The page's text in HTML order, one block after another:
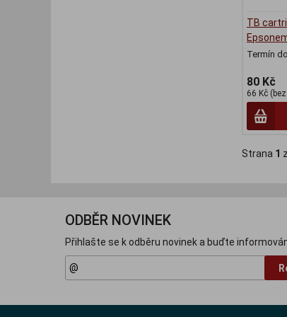
TB
Termín
80 Kč
66 Kč
Strana 1 z
ODBĚR NOVINEK
Přihlašte se k odběru novinek a buďte